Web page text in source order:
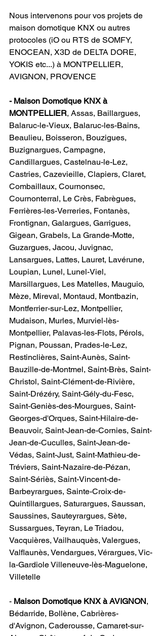
Nous intervenons pour vos projets de
maison domotique KNX ou autres
protocoles (iO ou RTS de SOMFY,
ENOCEAN, X3D de DELTA DORE,
YOKIS etc...) à MONTPELLIER,
AVIGNON, PROVENCE
- Maison Domotique KNX à
MONTPELLIER, Assas, Baillargues,
Balaruc-le-Vieux, Balaruc-les-Bains,
Beaulieu, Boisseron, Bouzigues,
Buzignargues, Campagne,
Candillargues, Castelnau-le-Lez,
Castries, Cazevieille, Clapiers, Claret,
Combaillaux, Cournonsec,
Cournonterral, Le Crès, Fabrègues,
Ferrières-les-Verreries, Fontanès,
Frontignan, Galargues, Garrigues,
Gigean, Grabels, La Grande-Motte,
Guzargues, Jacou, Juvignac,
Lansargues, Lattes, Lauret, Lavérune,
Loupian, Lunel, Lunel-Viel,
Marsillargues, Les Matelles, Mauguio,
Mèze, Mireval, Montaud, Montbazin,
Montferrier-sur-Lez, Montpellier,
Mudaison, Murles, Murviel-lès-
Montpellier, Palavas-les-Flots, Pérols,
Pignan, Poussan, Prades-le-Lez,
Restinclières, Saint-Aunès, Saint-
Bauzille-de-Montmel, Saint-Brès, Saint-
Christol, Saint-Clément-de-Rivière,
Saint-Drézéry, Saint-Gély-du-Fesc,
Saint-Geniès-des-Mourgues, Saint-
Georges-d'Orques, Saint-Hilaire-de-
Beauvoir, Saint-Jean-de-Cornies, Saint-
Jean-de-Cuculles, Saint-Jean-de-
Védas, Saint-Just, Saint-Mathieu-de-
Tréviers, Saint-Nazaire-de-Pézan,
Saint-Sériès, Saint-Vincent-de-
Barbeyrargues, Sainte-Croix-de-
Quintillargues, Saturargues, Saussan,
Saussines, Sauteyrargues, Sète,
Sussargues, Teyran, Le Triadou,
Vacquières, Vailhauquès, Valergues,
Valflaunès, Vendargues, Vérargues, Vic-
la-Gardiole Villeneuve-lès-Maguelone,
Villetelle
- Maison Domotique KNX à AVIGNON​,
Bédarride, Bollène, Cabrières-
d'Avignon, Caderousse, Camaret-sur-